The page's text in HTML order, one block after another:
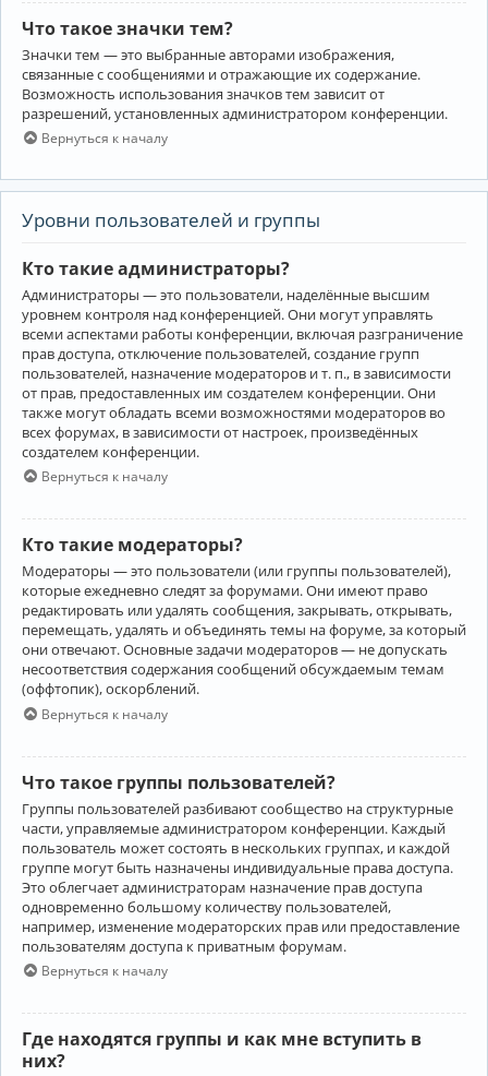
Что такое значки тем?
Значки тем — это выбранные авторами изображения,
связанные с сообщениями и отражающие их содержание.
Возможность использования значков тем зависит от
разрешений, установленных администратором конференции.
Вернуться к началу
Уровни пользователей и группы
Кто такие администраторы?
Администраторы — это пользователи, наделённые высшим
уровнем контроля над конференцией. Они могут управлять
всеми аспектами работы конференции, включая разграничение
прав доступа, отключение пользователей, создание групп
пользователей, назначение модераторов и т. п., в зависимости
от прав, предоставленных им создателем конференции. Они
также могут обладать всеми возможностями модераторов во
всех форумах, в зависимости от настроек, произведённых
создателем конференции.
Вернуться к началу
Кто такие модераторы?
Модераторы — это пользователи (или группы пользователей),
которые ежедневно следят за форумами. Они имеют право
редактировать или удалять сообщения, закрывать, открывать,
перемещать, удалять и объединять темы на форуме, за который
они отвечают. Основные задачи модераторов — не допускать
несоответствия содержания сообщений обсуждаемым темам
(оффтопик), оскорблений.
Вернуться к началу
Что такое группы пользователей?
Группы пользователей разбивают сообщество на структурные
части, управляемые администратором конференции. Каждый
пользователь может состоять в нескольких группах, и каждой
группе могут быть назначены индивидуальные права доступа.
Это облегчает администраторам назначение прав доступа
одновременно большому количеству пользователей,
например, изменение модераторских прав или предоставление
пользователям доступа к приватным форумам.
Вернуться к началу
Где находятся группы и как мне вступить в
них?